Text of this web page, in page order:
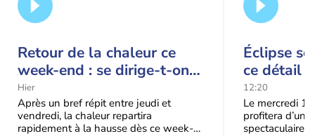
Retour de la chaleur ce
week-end : se dirige-t-on
vers une cinquième vague
de chaleur en France ?
Hier
Après un bref répit entre jeudi et
vendredi, la chaleur repartira
rapidement à la hausse dès ce week-
Éclipse
ce détail
spectacle
12:20
Le mercredi
profitera
spectaculaire,